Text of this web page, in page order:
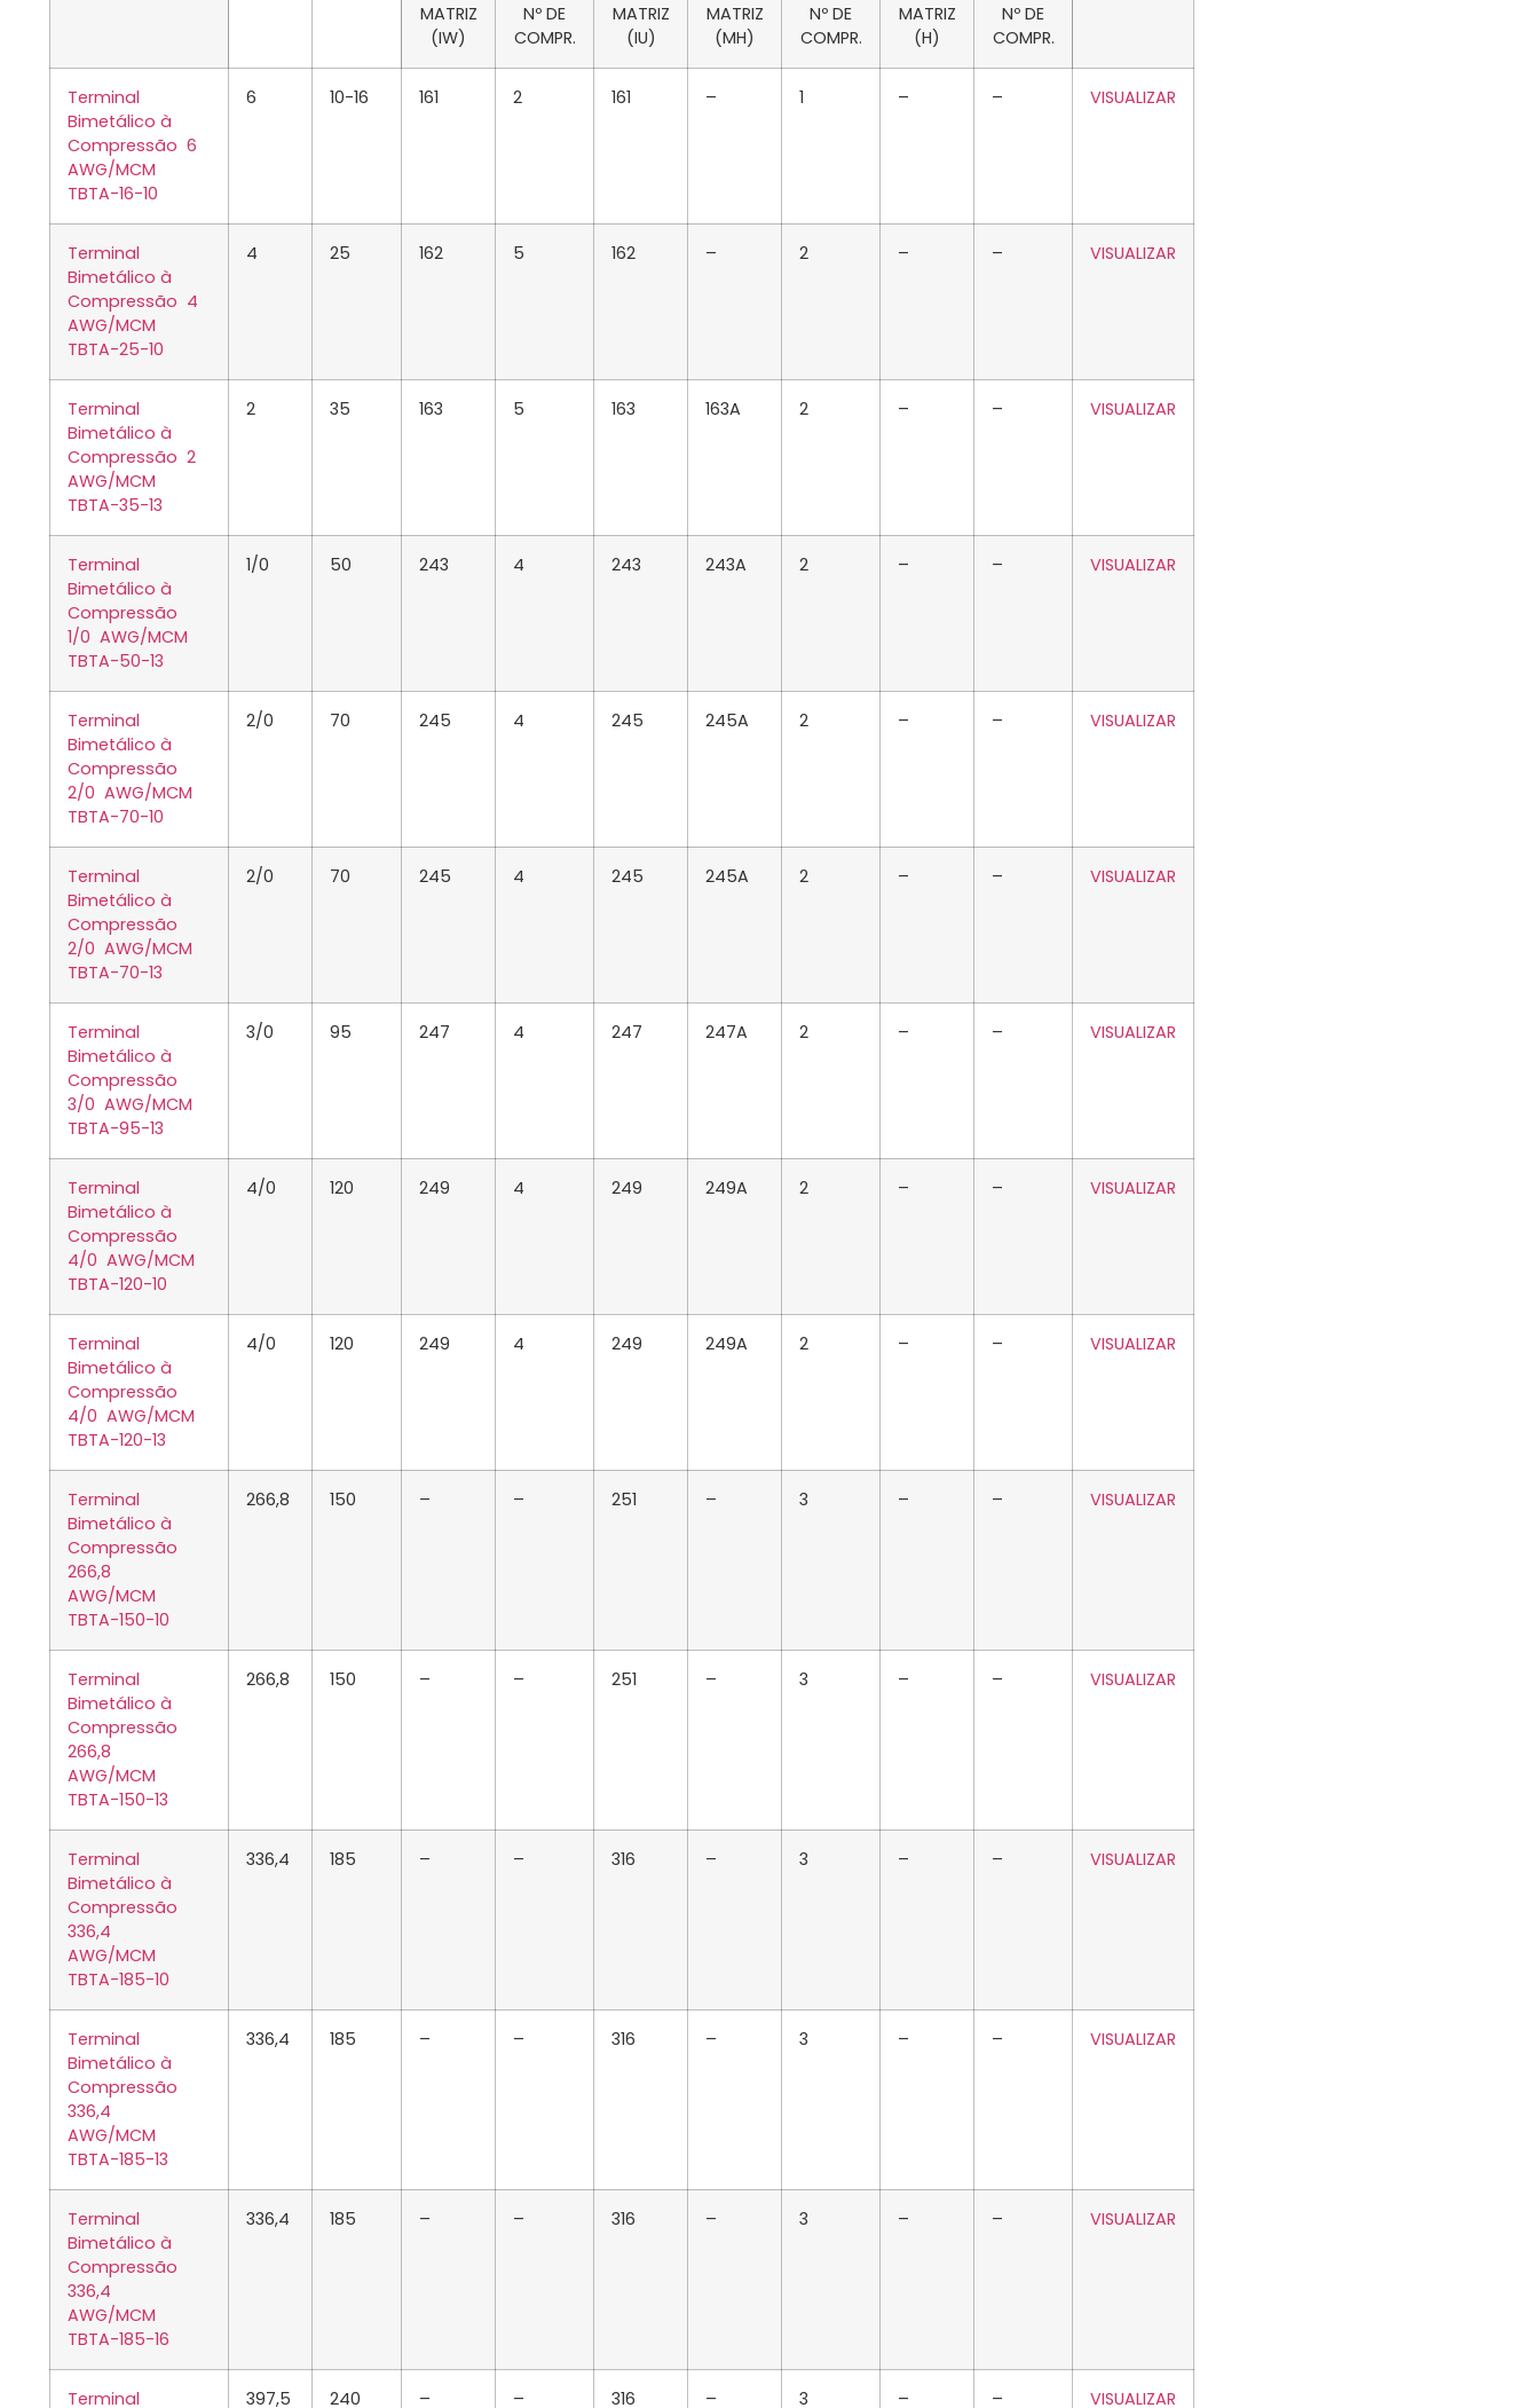
MATRIZ
(IW)
Nº DE
COMPR.
MATRIZ
(IU)
MATRIZ
(MH)
Nº DE
COMPR.
MATRIZ
(H)
Nº DE
COMPR.
Terminal
Bimetálico à
Compressão 6
AWG/MCM
TBTA-16-10
6 10-16 161 2 161 – 1 – – VISUALIZAR
Terminal
Bimetálico à
Compressão 4
AWG/MCM
TBTA-25-10
4 25 162 5 162 – 2 – – VISUALIZAR
Terminal
Bimetálico à
Compressão 2
AWG/MCM
TBTA-35-13
2 35 163 5 163 163A 2 – – VISUALIZAR
Terminal
Bimetálico à
Compressão
1/0 AWG/MCM
TBTA-50-13
1/0 50 243 4 243 243A 2 – – VISUALIZAR
Terminal
Bimetálico à
Compressão
2/0 AWG/MCM
TBTA-70-10
2/0 70 245 4 245 245A 2 – – VISUALIZAR
Terminal
Bimetálico à
Compressão
2/0 AWG/MCM
TBTA-70-13
2/0 70 245 4 245 245A 2 – – VISUALIZAR
Terminal
Bimetálico à
Compressão
3/0 AWG/MCM
TBTA-95-13
3/0 95 247 4 247 247A 2 – – VISUALIZAR
Terminal
Bimetálico à
Compressão
4/0 AWG/MCM
TBTA-120-10
4/0 120 249 4 249 249A 2 – – VISUALIZAR
Terminal
Bimetálico à
Compressão
4/0 AWG/MCM
TBTA-120-13
4/0 120 249 4 249 249A 2 – – VISUALIZAR
Terminal
Bimetálico à
Compressão
266,8
AWG/MCM
TBTA-150-10
266,8 150 – – 251 – 3 – – VISUALIZAR
Terminal
Bimetálico à
Compressão
266,8
AWG/MCM
TBTA-150-13
266,8 150 – – 251 – 3 – – VISUALIZAR
Terminal
Bimetálico à
Compressão
336,4
AWG/MCM
TBTA-185-10
336,4 185 – – 316 – 3 – – VISUALIZAR
Terminal
Bimetálico à
Compressão
336,4
AWG/MCM
TBTA-185-13
336,4 185 – – 316 – 3 – – VISUALIZAR
Terminal
Bimetálico à
Compressão
336,4
AWG/MCM
TBTA-185-16
336,4 185 – – 316 – 3 – – VISUALIZAR
Terminal 397,5 240 – – 316 – 3 – – VISUALIZAR